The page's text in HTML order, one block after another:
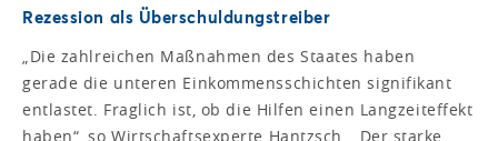
Rezession als Überschuldungstreiber
„Die zahlreichen Maßnahmen des Staates haben
gerade die unteren Einkommensschichten signifikant
entlastet. Fraglich ist, ob die Hilfen einen Langzeiteffekt
haben“, so Wirtschaftsexperte Hantzsch. „Der starke